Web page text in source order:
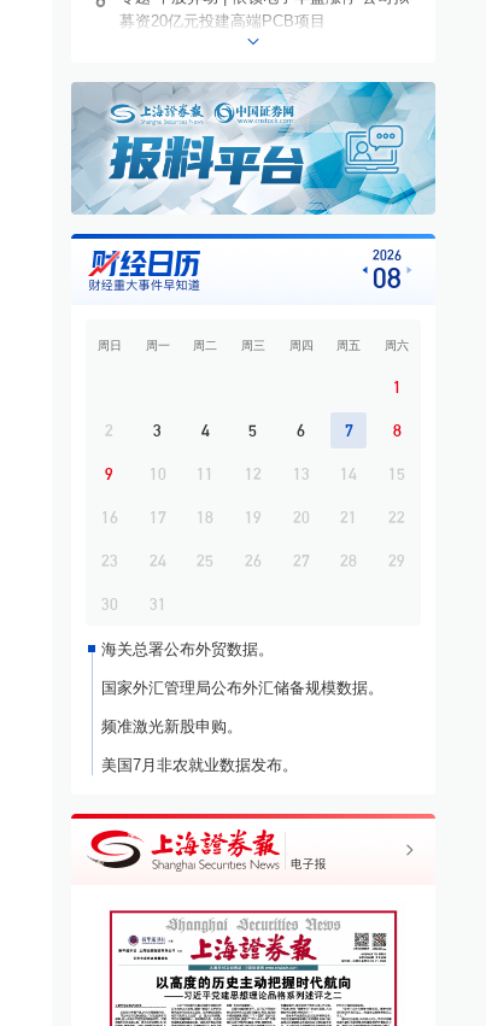
募资20亿元投建高端PCB项目
天5板
8
专题·国际晨讯 | Alphabet启动250亿美元发
债 美国将对多晶硅衍生品加征15%关税
9 开盘必读
敲定？
2026
08
周日 周一 周二 周三 周四 周五 周六
1
2 3 4 5 6 7 8
9 10 11 12 13 14 15
16 17 18 19 20 21 22
23 24 25 26 27 28 29
30 31
海关总署公布外贸数据。
国家外汇管理局公布外汇储备规模数据。
频准激光新股申购。
美国7月非农就业数据发布。